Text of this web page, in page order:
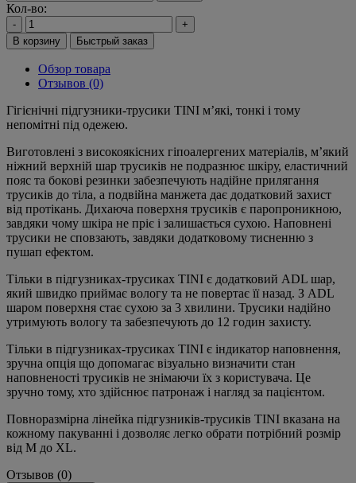
Кол-во:
-
+
В корзину
Быстрый заказ
Обзор товара
Отзывов (0)
Гігієнічні підгузники-трусики TINI м’які, тонкі і тому
непомітні під одежею.
Виготовлені з високоякісних гіпоалергених матеріалів, м’який
ніжний верхній шар трусиків не подразнює шкіру, еластичний
пояс та бокові резинки забезпечують надійне прилягання
трусиків до тіла, а подвійна манжета дає додатковий захист
від протікань. Дихаюча поверхня трусиків є паропроникною,
завдяки чому шкіра не пріє і залишається сухою. Наповнені
трусики не сповзають, завдяки додатковому тисненню з
пушап ефектом.
Тільки в підгузниках-трусиках TINI є додатковий ADL шар,
який швидко приймає вологу та не повертає її назад. З ADL
шаром поверхня стає сухою за 3 хвилини. Трусики надійно
утримують вологу та забезпечують до 12 годин захисту.
Тільки в підгузниках-трусиках TINI є індикатор наповнення,
зручна опція що допомагає візуально визначити стан
наповненості трусиків не знімаючи їх з користувача. Це
зручно тому, хто здійснює патронаж і нагляд за пацієнтом.
Повноразмірна лінейка підгузників-трусиків TINI вказана на
кожному пакуванні і дозволяє легко обрати потрібний розмір
від M до XL.
Отзывов (0)